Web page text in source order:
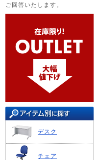
ご回答いたします。
デスク
チェア